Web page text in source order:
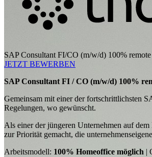
SAP Consultant FI/CO (m/w/d) 100% remote
JETZT BEWERBEN
SAP Consultant FI / CO (m/w/d) 100%
Gemeinsam mit einer der fortschrittlichsten
Regelungen, wo gewünscht.
Als einer der jüngeren Unternehmen auf
zur Priorität gemacht, die
Arbeitsmodell: 100% Homeoffice möglich |